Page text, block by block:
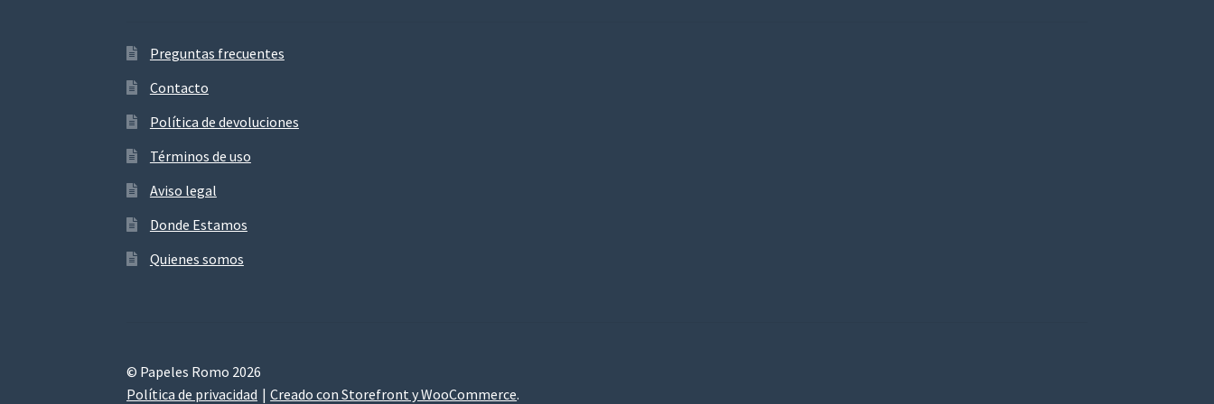
Preguntas frecuentes
Contacto
Política de devoluciones
Términos de uso
Aviso legal
Donde Estamos
Quienes somos
© Papeles Romo 2026
Política de privacidad
Creado con Storefront y WooCommerce.